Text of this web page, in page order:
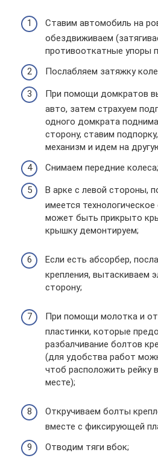
Ставим автомобиль на
обездвиживаем
противооткатные упоры
Послабляем затяжку
При помощи домкратов
авто, затем страхуем
одного домкрата
сторону, ставим
механизм и идем на
Снимаем передние колеса;
В арке с левой стороны,
имеется
может быть прикрыто
крышку демонтируем;
Если есть абсорбер,
крепления, вытаскиваем
сторону;
При помощи молотка и
пластинки, которые
разбалчивание болтов
(для удобства работ
чтоб расположить рейку
месте);
Откручиваем болты
вместе с фиксирующей
Отводим тяги вбок;